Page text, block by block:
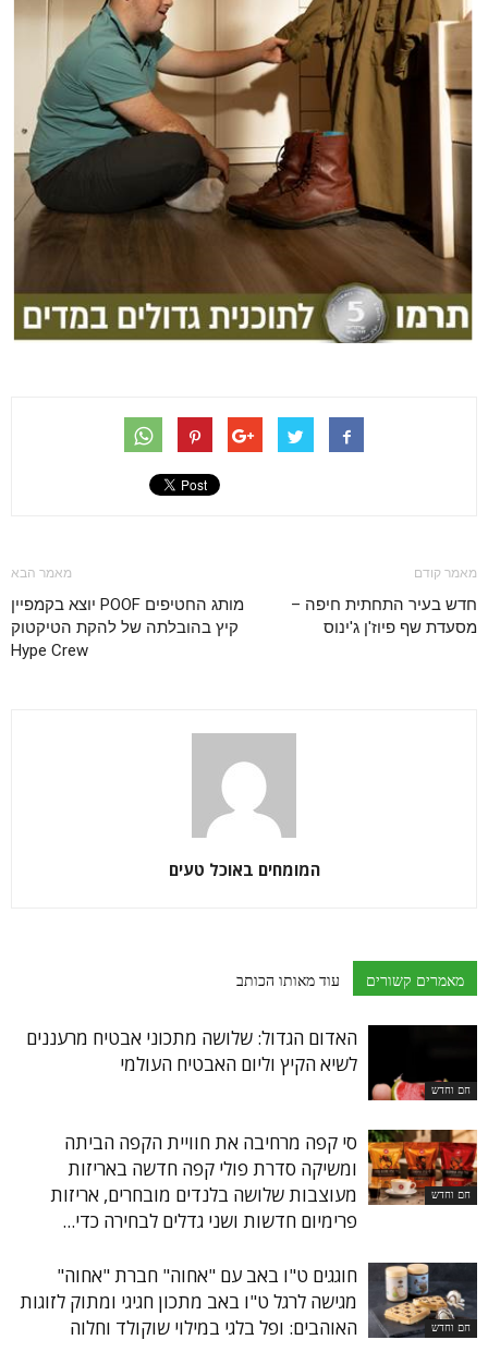
מאמר קודם
חדש בעיר התחתית חיפה –
מסעדת שף פיוז'ן ג'ינוס
מאמר הבא
מותג החטיפים POOF יוצא בקמפיין
קיץ בהובלתה של להקת הטיקטוק
Hype Crew
המומחים באוכל טעים
מאמרים קשורים עוד מאותו הכותב
חם וחדש
האדום הגדול: שלושה מתכוני אבטיח מרעננים
לשיא הקיץ וליום האבטיח העולמי
חם וחדש
סי קפה מרחיבה את חוויית הקפה הביתה
ומשיקה סדרת פולי קפה חדשה באריזות
מעוצבות שלושה בלנדים מובחרים, אריזות
פרימיום חדשות ושני גדלים לבחירה כדי...
חם וחדש
חוגגים ט"ו באב עם "אחוה" חברת "אחוה"
מגישה לרגל ט"ו באב מתכון חגיגי ומתוק לזוגות
האוהבים: ופל בלגי במילוי שוקולד וחלוה